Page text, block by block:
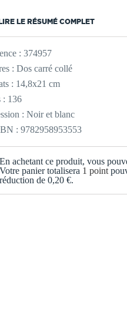
LE RÉSUMÉ COMPLET
: 374957
: Dos carré collé
: 14,8x21 cm
: 136
: Noir et blanc
: 9782958953553
En achetant ce produit, vous
Votre panier totalisera 1 point
réduction de 0,20 €.